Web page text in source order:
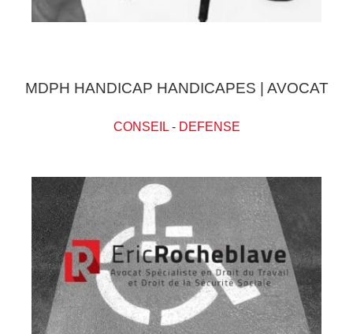
MDPH HANDICAP HANDICAPES | AVOCAT
CONSEIL- DEFENSE